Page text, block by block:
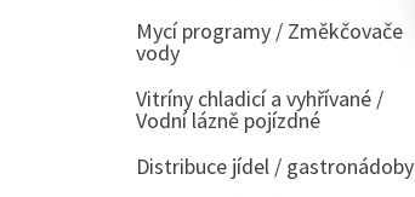
Mycí programy / Změkčovače
vody
Vitríny chladicí a vyhřívané /
Vodní lázně pojízdné
Distribuce jídel / gastronádoby